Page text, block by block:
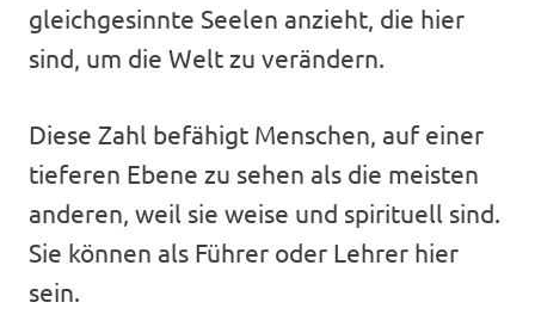
gleichgesinnte Seelen anzieht, die hier
sind, um die Welt zu verändern.
Diese Zahl befähigt Menschen, auf einer
tieferen Ebene zu sehen als die meisten
anderen, weil sie weise und spirituell sind.
Sie können als Führer oder Lehrer hier
sein.